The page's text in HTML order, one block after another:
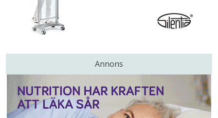
Annons